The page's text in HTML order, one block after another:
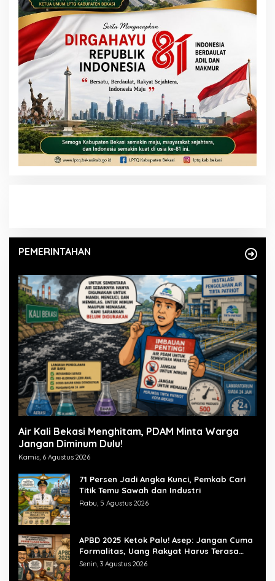
PEMERINTAHAN
Air Kali Bekasi Menghitam, PDAM Minta Warga
Jangan Diminum Dulu!
Kamis, 6 Agustus 2026
71 Persen Jadi Angka Kunci, Pemkab Cari
Titik Temu Sawah dan Industri
Rabu, 5 Agustus 2026
APBD 2025 Ketok Palu! Asep: Jangan Cuma
Formalitas, Uang Rakyat Harus Terasa
Manfaatnya
Senin, 3 Agustus 2026